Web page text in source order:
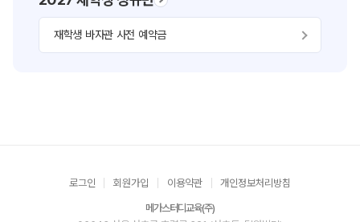
재학생 바자관 사전 예약금
로그인 회원가입 이용약관 개인정보처리방침
메가스터디교육(주)